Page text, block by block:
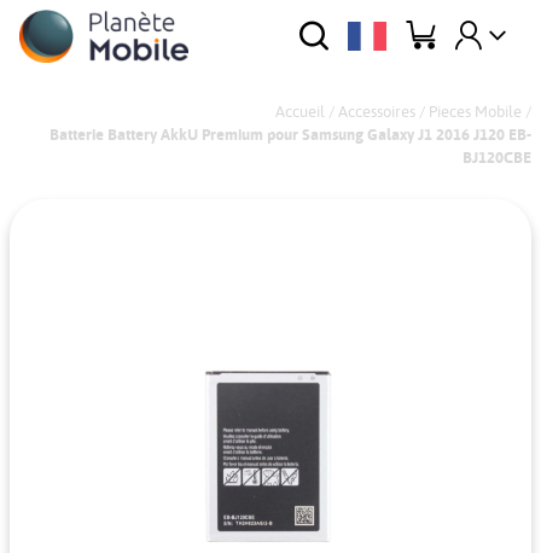
Accueil / Accessoires / Pieces Mobile /
Batterie Battery AkkU Premium pour Samsung Galaxy J1 2016 J120 EB-
BJ120CBE